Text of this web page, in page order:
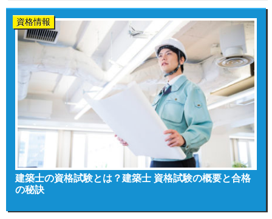
資格情報
建築士の資格試験とは？建築士 資格試験の概要と合格
の秘訣